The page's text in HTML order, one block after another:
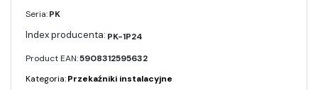
Seria:PK
PK-1P24
Product EAN:5908312595632
Kategoria:Przekaźniki instalacyjne